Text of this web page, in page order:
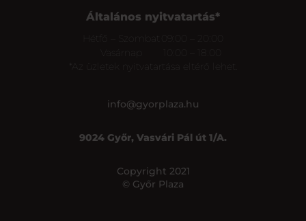
Általános nyitvatartás*
*Az üzletek nyitvatartása eltérő lehet.
info@gyorplaza.hu
9024 Győr, Vasvári Pál út 1/A.
Copyright 2021
© Győr Plaza